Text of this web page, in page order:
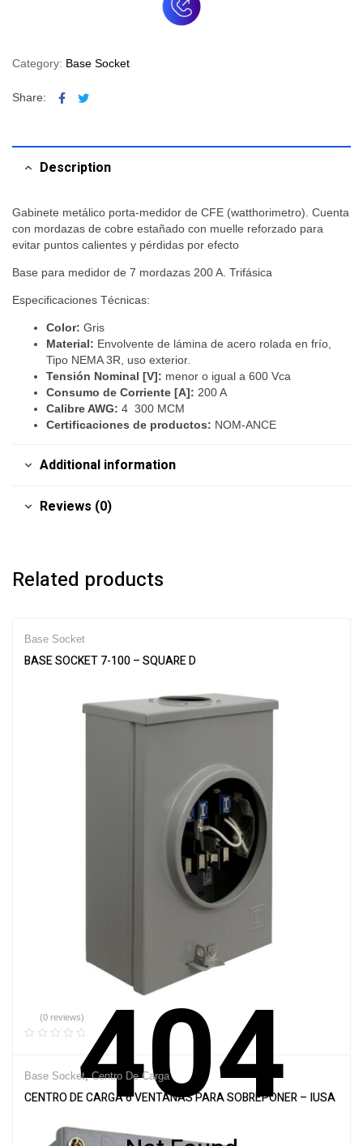
Category: Base Socket
Share: Facebook
Twitter
Description
Gabinete metálico porta-medidor de CFE (watthorimetro). Cuenta
con mordazas de cobre estañado con muelle reforzado para
evitar puntos calientes y pérdidas por efecto
Base para medidor de 7 mordazas 200 A. Trifásica
Especificaciones Técnicas:
Color: Gris
Material: Envolvente de lámina de acero rolada en frío,
Tipo NEMA 3R, uso exterior.
Tensión Nominal [V]: menor o igual a 600 Vca
Consumo de Corriente [A]: 200 A
Calibre AWG: 4  300 MCM
Certificaciones de productos: NOM-ANCE
Additional information
Reviews (0)
Related products
Base Socket
BASE SOCKET 7-100 – SQUARE D
(0 reviews)
Base Socket,Centro De Carga
CENTRO DE CARGA 6 VENTANAS PARA SOBREPONER – IUSA
404